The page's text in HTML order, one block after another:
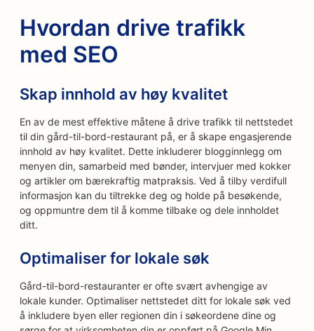
Hvordan drive trafikk
med SEO
Skap innhold av høy kvalitet
En av de mest effektive måtene å drive trafikk til nettstedet
til din gård-til-bord-restaurant på, er å skape engasjerende
innhold av høy kvalitet. Dette inkluderer blogginnlegg om
menyen din, samarbeid med bønder, intervjuer med kokker
og artikler om bærekraftig matpraksis. Ved å tilby verdifull
informasjon kan du tiltrekke deg og holde på besøkende,
og oppmuntre dem til å komme tilbake og dele innholdet
ditt.
Optimaliser for lokale søk
Gård-til-bord-restauranter er ofte svært avhengige av
lokale kunder. Optimaliser nettstedet ditt for lokale søk ved
å inkludere byen eller regionen din i søkeordene dine og